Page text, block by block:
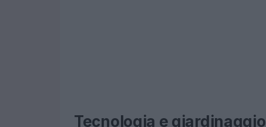
Tecnologia e giardinaggio